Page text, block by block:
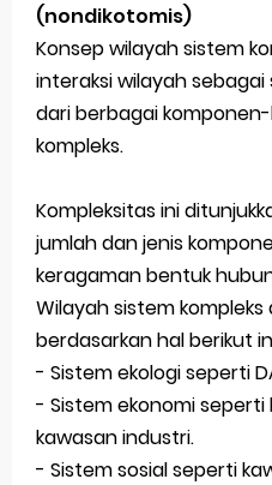
(nondikotomis)
Konsep wilayah sistem
interaksi wilayah
dari berbagai
kompleks.
Kompleksitas ini
jumlah dan jenis
keragaman bentuk
Wilayah sistem
berdasarkan hal berikut
- Sistem ekologi seperti
- Sistem ekonomi
kawasan industri.
- Sistem sosial seperti